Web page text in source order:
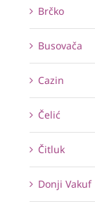
Brčko
Busovača
Cazin
Čelić
Čitluk
Donji Vakuf